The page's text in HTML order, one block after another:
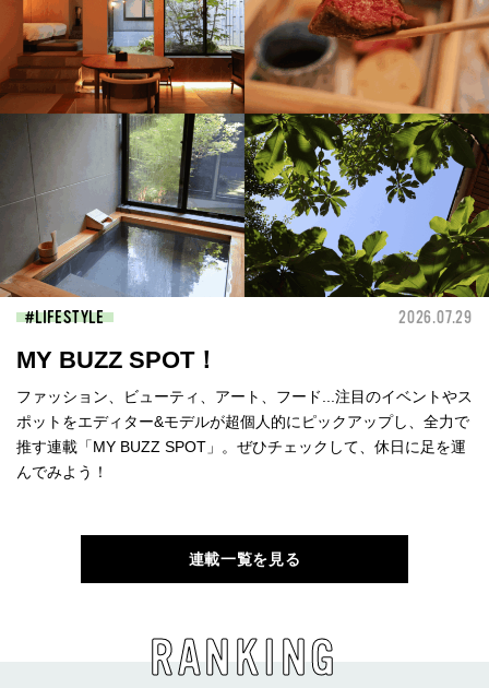
LIFESTYLE 2026.07.29
MY BUZZ SPOT！
ファッション、ビューティ、アート、フード...注目のイベントやス
ポットをエディター&モデルが超個人的にピックアップし、全力で
推す連載「MY BUZZ SPOT」。ぜひチェックして、休日に足を運
んでみよう！
連載一覧を見る
RANKING